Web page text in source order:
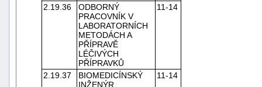
2.19.36
ODBORNÝ
PRACOVNÍK V
LABORATORNÍCH
METODÁCH A
PŘÍPRAVĚ
LÉČIVÝCH
PŘÍPRAVKŮ
11-14
2.19.37
BIOMEDICÍNSKÝ
INŽENÝR
11-14